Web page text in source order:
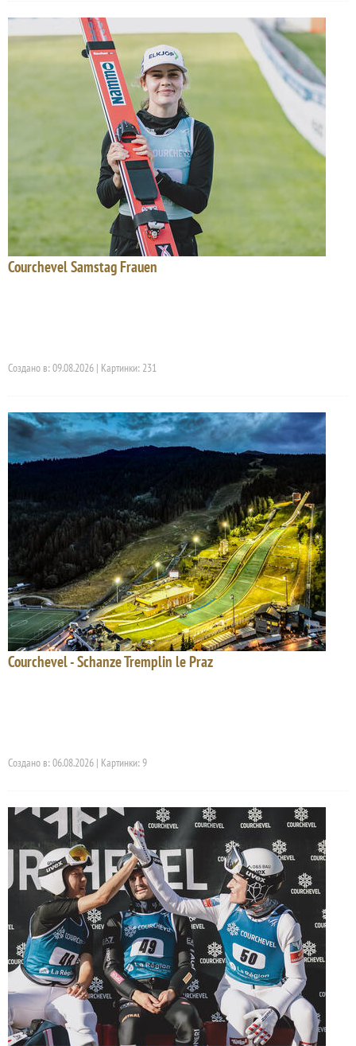
Courchevel Samstag Frauen
Создано в: 09.08.2026 | Картинки: 231
Courchevel - Schanze Tremplin le Praz
Создано в: 06.08.2026 | Картинки: 9